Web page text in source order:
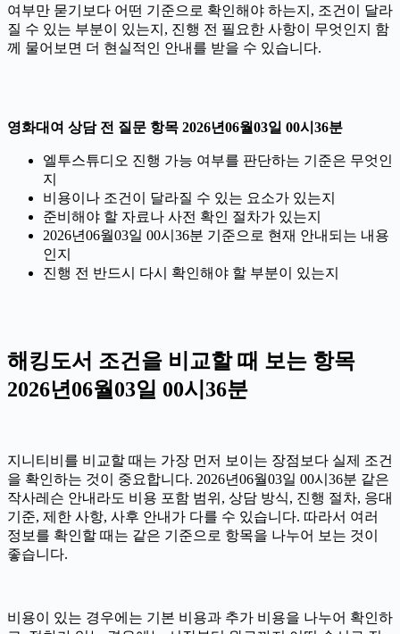
여부만 묻기보다 어떤 기준으로 확인해야 하는지, 조건이 달라
질 수 있는 부분이 있는지, 진행 전 필요한 사항이 무엇인지 함
께 물어보면 더 현실적인 안내를 받을 수 있습니다.
영화대여 상담 전 질문 항목 2026년06월03일 00시36분
엘투스튜디오 진행 가능 여부를 판단하는 기준은 무엇인
지
비용이나 조건이 달라질 수 있는 요소가 있는지
준비해야 할 자료나 사전 확인 절차가 있는지
2026년06월03일 00시36분 기준으로 현재 안내되는 내용
인지
진행 전 반드시 다시 확인해야 할 부분이 있는지
해킹도서 조건을 비교할 때 보는 항목
2026년06월03일 00시36분
지니티비를 비교할 때는 가장 먼저 보이는 장점보다 실제 조건
을 확인하는 것이 중요합니다. 2026년06월03일 00시36분 같은
작사레슨 안내라도 비용 포함 범위, 상담 방식, 진행 절차, 응대
기준, 제한 사항, 사후 안내가 다를 수 있습니다. 따라서 여러
정보를 확인할 때는 같은 기준으로 항목을 나누어 보는 것이
좋습니다.
비용이 있는 경우에는 기본 비용과 추가 비용을 나누어 확인하